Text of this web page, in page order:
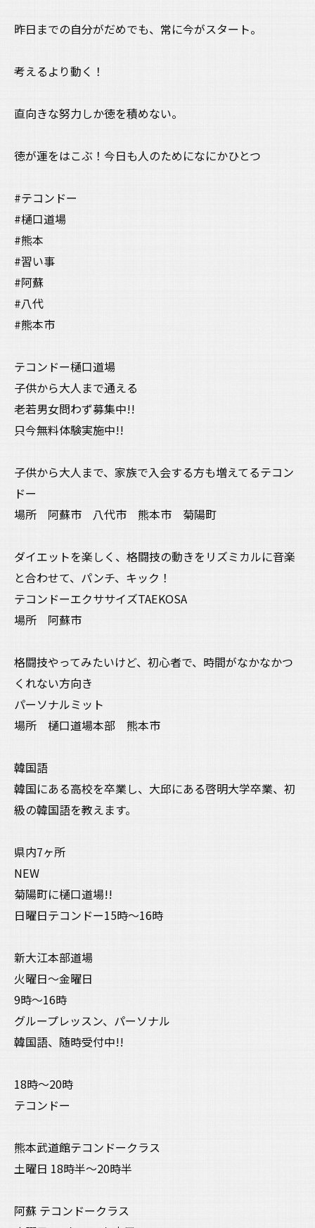
昨日までの自分がだめでも、常に今がスタート。
考えるより動く！
直向きな努力しか徳を積めない。
徳が運をはこぶ！今日も人のためになにかひとつ
#テコンドー
#樋口道場
#熊本
#習い事
#阿蘇
#八代
#熊本市
テコンドー樋口道場
子供から大人まで通える
老若男女問わず募集中!!
只今無料体験実施中!!
子供から大人まで、家族で入会する方も増えてるテコン
ドー
場所 阿蘇市 八代市 熊本市 菊陽町
ダイエットを楽しく、格闘技の動きをリズミカルに音楽
と合わせて、パンチ、キック！
テコンドーエクササイズTAEKOSA
場所 阿蘇市
格闘技やってみたいけど、初心者で、時間がなかなかつ
くれない方向き
パーソナルミット
場所 樋口道場本部 熊本市
韓国語
韓国にある高校を卒業し、大邱にある啓明大学卒業、初
級の韓国語を教えます。
県内7ヶ所
NEW
菊陽町に樋口道場!!
日曜日テコンドー15時〜16時
新大江本部道場
火曜日〜金曜日
9時〜16時
グループレッスン、パーソナル
韓国語、随時受付中!!
18時〜20時
テコンドー
熊本武道館テコンドークラス
土曜日 18時半〜20時半
阿蘇 テコンドークラス